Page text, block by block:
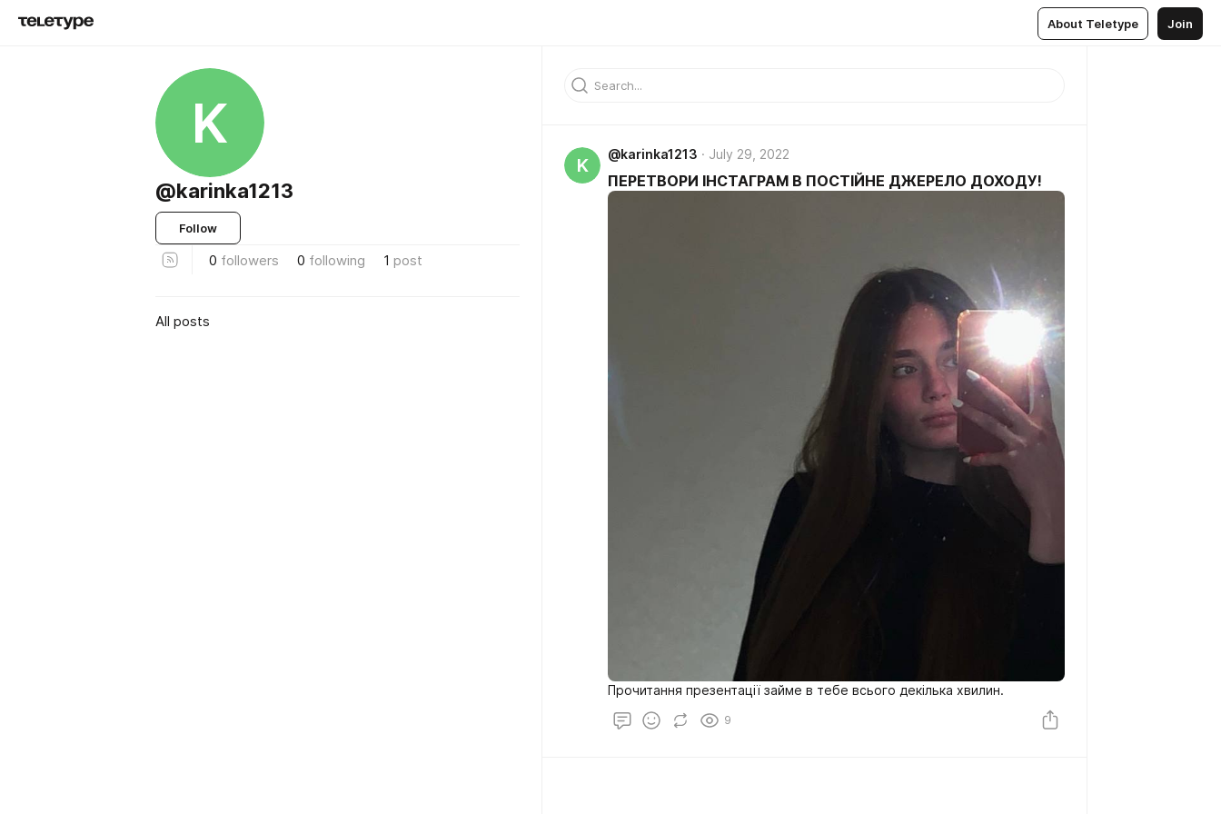
About Teletype Join
K
@karinka1213
Follow
0 followers 0 following 1 post
All posts
K
@karinka1213 July 29, 2022
ПЕРЕТВОРИ ІНСТАГРАМ В ПОСТІЙНЕ ДЖЕРЕЛО ДОХОДУ!
Прочитання презентації займе в тебе всього декілька хвилин.
9